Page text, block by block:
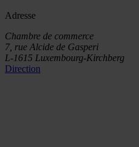
Adresse
Chambre de commerce
7, rue Alcide de Gasperi
L-1615 Luxembourg-Kirchberg
Direction